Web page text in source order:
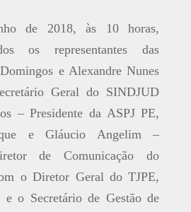
de 2018, às 10 horas,
os representantes das
e Alexandre Nunes
Geral do SINDJUD
– Presidente da ASPJ PE,
e Gláucio Angelim –
de Comunicação do
o Diretor Geral do TJPE,
o Secretário de Gestão de